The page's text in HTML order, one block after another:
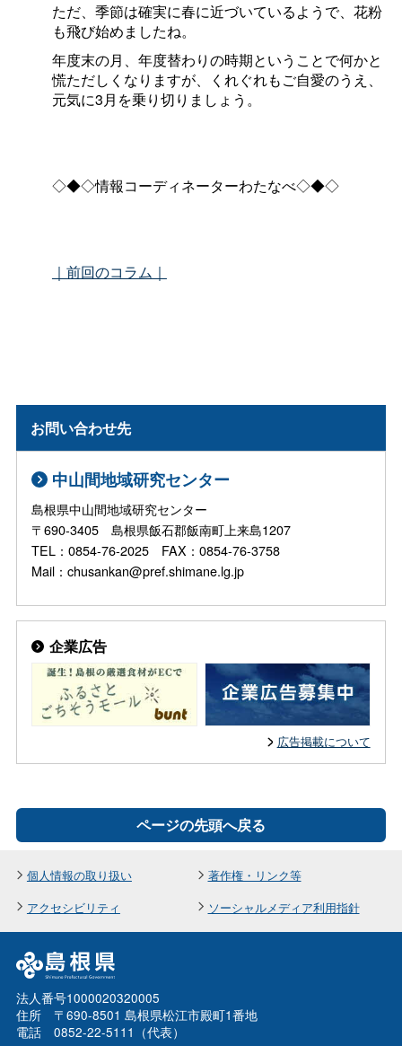
ただ、季節は確実に春に近づいているようで、花粉
も飛び始めましたね。
年度末の月、年度替わりの時期ということで何かと
慌ただしくなりますが、くれぐれもご自愛のうえ、
元気に3月を乗り切りましょう。
◇◆◇情報コーディネーターわたなべ◇◆◇
｜前回のコラム｜
お問い合わせ先
中山間地域研究センター
島根県中山間地域研究センター
〒690-3405 島根県飯石郡飯南町上来島1207
TEL：0854-76-2025 FAX：0854-76-3758
Mail：chusankan@pref.shimane.lg.jp
企業広告
広告掲載について
ページの先頭へ戻る
個人情報の取り扱い
著作権・リンク等
アクセシビリティ
ソーシャルメディア利用指針
法人番号1000020320005
住所 〒690-8501 島根県松江市殿町1番地
電話 0852-22-5111（代表）